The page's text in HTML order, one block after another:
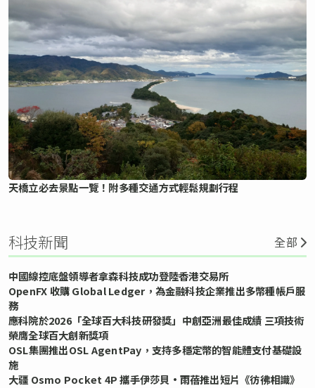
天橋立必去景點一覽！附多種交通方式輕鬆規劃行程
科技新聞 全部
中國線控底盤領導者拿森科技成功登陸香港交易所
OpenFX 收購 Global Ledger，為金融科技企業推出多幣種帳戶服
務
應科院於2026「全球百大科技研發獎」中創亞洲最佳成績 三項技術
榮膺全球百大創新獎項
OSL集團推出OSL AgentPay，支持多穩定幣的智能體支付基礎設
施
大疆 Osmo Pocket 4P 攜手伊莎貝•雨蓓推出短片《彷彿相識》